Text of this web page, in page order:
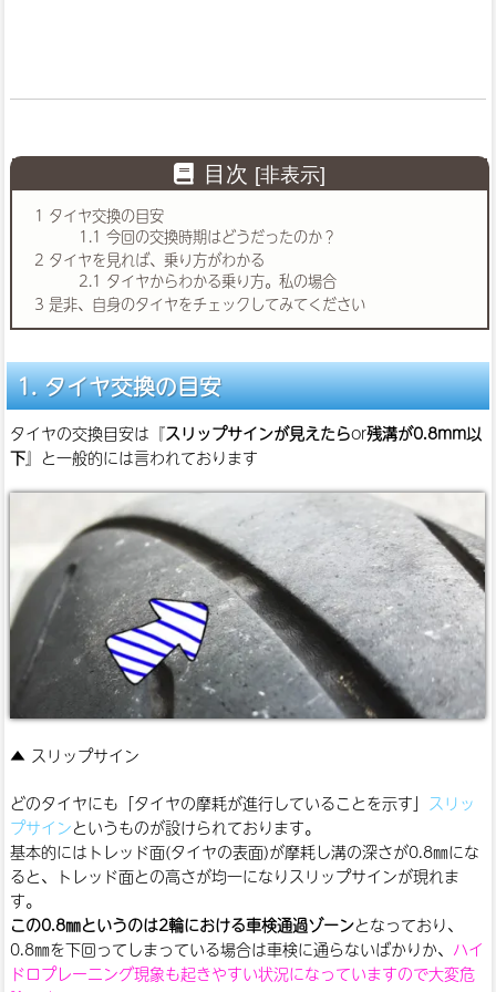
目次 [非表示]
1 タイヤ交換の目安
1.1 今回の交換時期はどうだったのか？
2 タイヤを見れば、乗り方がわかる
2.1 タイヤからわかる乗り方。私の場合
3 是非、自身のタイヤをチェックしてみてください
タイヤ交換の目安
タイヤの交換目安は『スリップサインが見えたらor残溝が0.8mm以
下』と一般的には言われております
▲ スリップサイン
どのタイヤにも「タイヤの摩耗が進行していることを示す」 スリッ
プサインというものが設けられております。
基本的にはトレッド面(タイヤの表面)が摩耗し溝の深さが0.8㎜にな
ると、トレッド面との高さが均一になりスリップサインが現れま
す。
この0.8㎜というのは2輪における車検通過ゾーンとなっており、
0.8㎜を下回ってしまっている場合は車検に通らないばかりか、 ハイ
ドロプレーニング現象も起きやすい状況になっていますので大変危